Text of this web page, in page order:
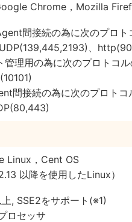
Chrome，Mozilla
間接続の為に次のプロ
、
管理用の為に次のプロトコ
間接続の為に次のプロト
Linux，Cent OS
以降を使用したLinux）
, SSE2をサポート(※1)
ロセッサ